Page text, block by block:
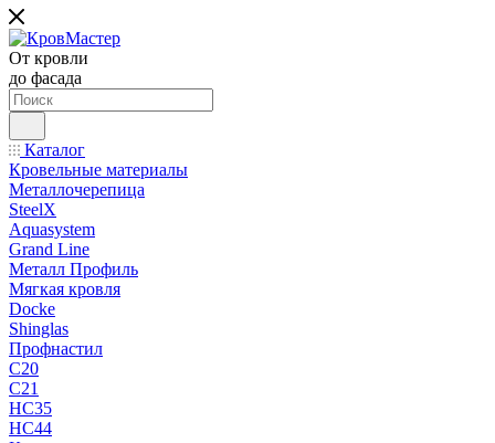
От кровли
до фасада
Каталог
Кровельные материалы
Металлочерепица
SteelX
Aquasystem
Grand Line
Металл Профиль
Мягкая кровля
Docke
Shinglas
Профнастил
C20
C21
НС35
НС44